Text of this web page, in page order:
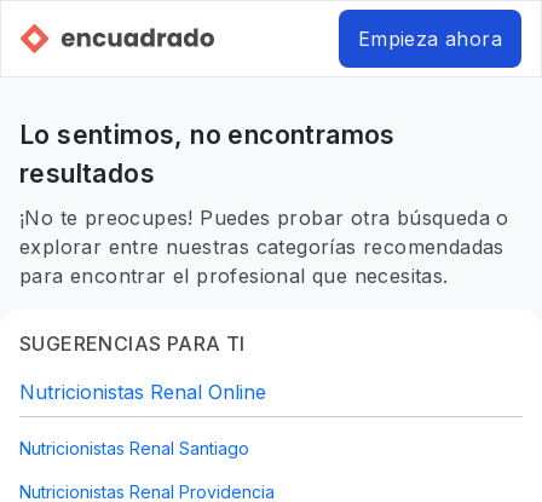
Empieza ahora
Lo sentimos, no encontramos
resultados
¡No te preocupes! Puedes probar otra búsqueda o
explorar entre nuestras categorías recomendadas
para encontrar el profesional que necesitas.
SUGERENCIAS PARA TI
Nutricionistas Renal Online
Nutricionistas Renal Santiago
Nutricionistas Renal Providencia